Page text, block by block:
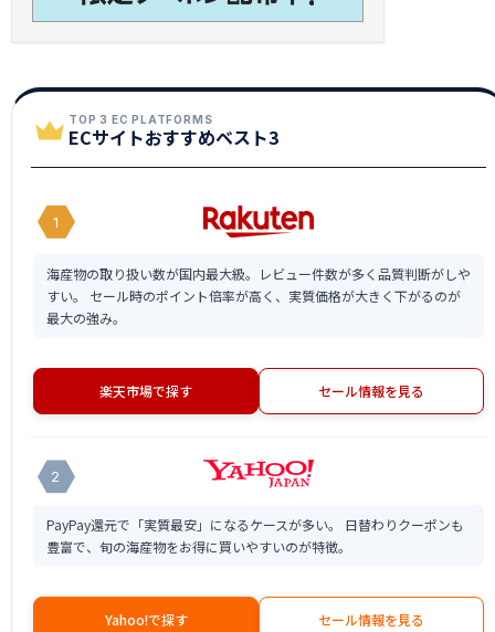
TOP 3 EC PLATFORMS
ECサイトおすすめベスト3
1
海産物の取り扱い数が国内最大級。レビュー件数が多く品質判断がしや
すい。 セール時のポイント倍率が高く、実質価格が大きく下がるのが
最大の強み。
楽天市場で探す セール情報を見る
2
PayPay還元で「実質最安」になるケースが多い。 日替わりクーポンも
豊富で、旬の海産物をお得に買いやすいのが特徴。
Yahoo!で探す セール情報を見る